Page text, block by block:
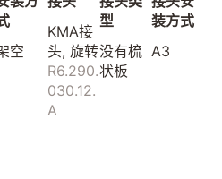
空
KMA接
头, 旋转
R6.290.
030.12.
A
型
没有梳
状板
装方式
A3